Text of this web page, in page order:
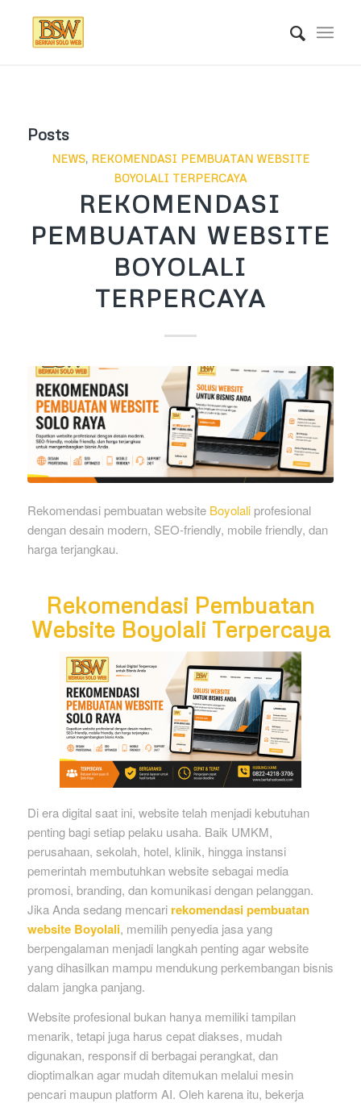
Posts
NEWS, REKOMENDASI PEMBUATAN WEBSITE
BOYOLALI TERPERCAYA
REKOMENDASI
PEMBUATAN WEBSITE
BOYOLALI
TERPERCAYA
Rekomendasi pembuatan website Boyolaliprofesional
dengan desain modern, SEO-friendly, mobile friendly, dan
harga terjangkau.
Rekomendasi Pembuatan
Website Boyolali Terpercaya
Di era digital saat ini, website telah menjadi kebutuhan
penting bagi setiap pelaku usaha. Baik UMKM,
perusahaan, sekolah, hotel, klinik, hingga instansi
pemerintah membutuhkan website sebagai media
promosi, branding, dan komunikasi dengan pelanggan.
Jika Anda sedang mencari rekomendasi pembuatan
website Boyolali, memilih penyedia jasa yang
berpengalaman menjadi langkah penting agar website
yang dihasilkan mampu mendukung perkembangan bisnis
dalam jangka panjang.
Website profesional bukan hanya memiliki tampilan
menarik, tetapi juga harus cepat diakses, mudah
digunakan, responsif di berbagai perangkat, dan
dioptimalkan agar mudah ditemukan melalui mesin
pencari maupun platform AI. Oleh karena itu, bekerja